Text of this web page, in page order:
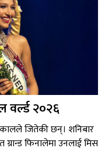
वर्ल्ड २०२६
जितेकी छन्। शनिबार
फिनालेमा उनलाई मिस